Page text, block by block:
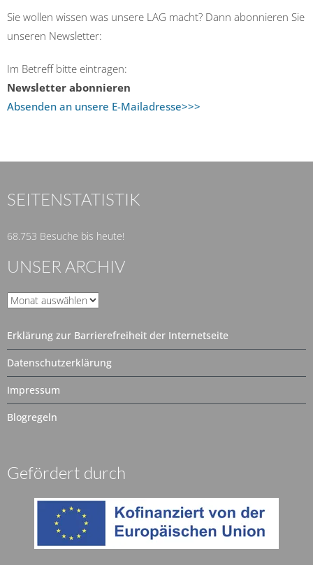
Sie wollen wissen was unsere LAG macht? Dann abonnieren Sie
unseren Newsletter:
Im Betreff bitte eintragen:
Newsletter abonnieren
Absenden an unsere E-Mailadresse>>>
SEITENSTATISTIK
68.753 Besuche bis heute!
UNSER ARCHIV
Unser
Erklärung zur Barrierefreiheit der Internetseite
Datenschutzerklärung
Impressum
Blogregeln
Gefördert durch